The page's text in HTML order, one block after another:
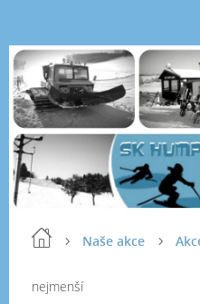
Naše akce
nejmenší